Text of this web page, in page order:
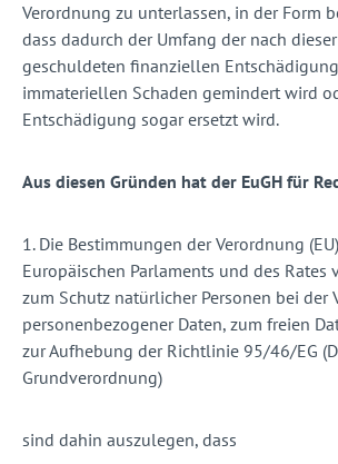
Verordnung zu unterlassen, in der Form
dass dadurch der Umfang der nach
geschuldeten finanziellen
immateriellen Schaden gemindert wird
Entschädigung sogar ersetzt wird.
Aus diesen Gründen hat der EuGH für
1. Die Bestimmungen der Verordnung
Europäischen Parlaments und des Rates
zum Schutz natürlicher Personen bei der
personenbezogener Daten, zum freien
zur Aufhebung der Richtlinie 95/46/EG
Grundverordnung)
sind dahin auszulegen, dass